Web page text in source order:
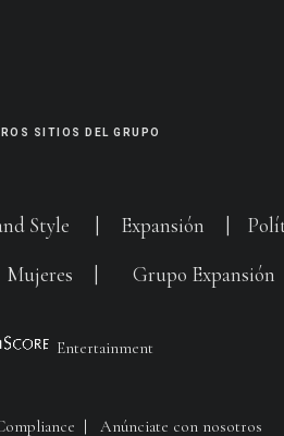
SITIOS DEL GRUPO
Style Expansión
Mujeres Grupo Expansión
Entertainment
| Anúnciate con nosotros